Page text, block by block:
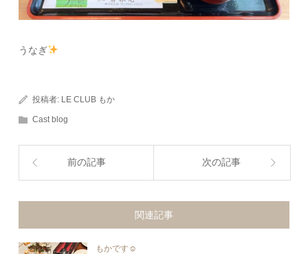
うなぎ
投稿者: LE CLUB もか
Cast blog
前の記事 次の記事
関連記事
もかです☺︎︎